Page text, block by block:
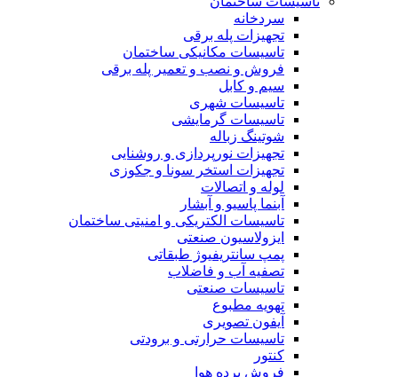
سردخانه
تجهیزات پله برقی
تاسیسات مکانیکی ساختمان
فروش و نصب و تعمیر پله برقی
سیم و کابل
تاسیسات شهری
تاسیسات گرمایشی
شوتینگ زباله
تجهیزات نورپردازی و روشنایی
تجهیزات استخر سونا و جکوزی
لوله و اتصالات
آبنما پاسیو و آبشار
تاسیسات الکتریکی و امنیتی ساختمان
ایزولاسیون صنعتی
پمپ سانتریفیوژ طبقاتی
تصفیه آب و فاضلاب
تاسیسات صنعتی
تهویه مطبوع
آیفون تصویری
تاسیسات حرارتی و برودتی
کنتور
فروش پرده هوا